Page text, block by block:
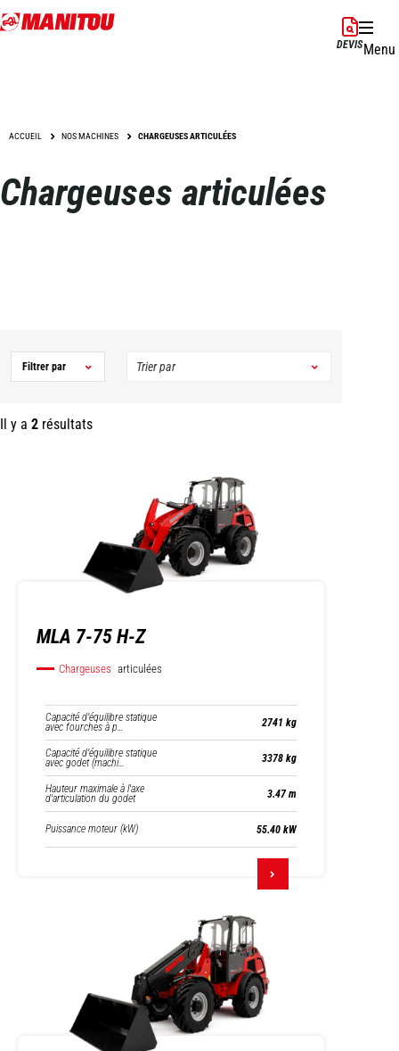
Aller
au
DEVISMenu
ACCUEIL NOS MACHINES CHARGEUSES ARTICULÉES
Chargeuses articulées
Il y a 2 résultats
Filtrer par
MLA 7-75 H-Z
Chargeuses articulées
Capacité d’équilibre statique
avec fourches à p… 2741 kg
Capacité d’équilibre statique
avec godet (machi… 3378 kg
Hauteur maximale à l'axe
d'articulation du godet 3.47 m
Puissance moteur (kW) 55.40 kW